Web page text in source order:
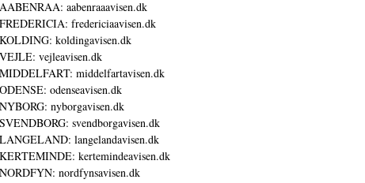
AABENRAA: aabenraaavisen.dk
FREDERICIA: fredericiaavisen.dk
KOLDING: koldingavisen.dk
VEJLE: vejleavisen.dk
MIDDELFART: middelfartavisen.dk
ODENSE: odenseavisen.dk
NYBORG: nyborgavisen.dk
SVENDBORG: svendborgavisen.dk
LANGELAND: langelandavisen.dk
KERTEMINDE: kertemindeavisen.dk
NORDFYN: nordfynsavisen.dk